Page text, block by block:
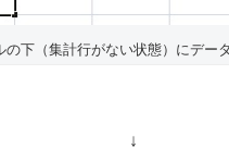
の下（集計行がない状態）にデー
↓